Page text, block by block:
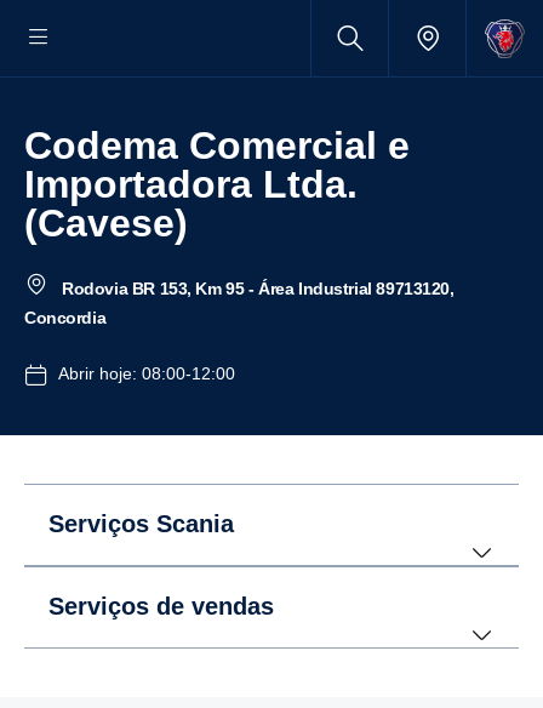
Codema Comercial e
Importadora Ltda.
(Cavese)
Rodovia BR 153, Km 95 - Área Industrial 89713120,
Concordia
Abrir hoje: 08:00-12:00
Serviços Scania
Serviços de vendas